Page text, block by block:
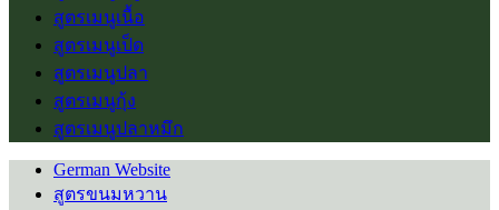
สูตรเมนูเนื้อ
สูตรเมนูเป็ด
สูตรเมนูปลา
สูตรเมนูกุ้ง
สูตรเมนูปลาหมึก
German Website
สูตรขนมหวาน